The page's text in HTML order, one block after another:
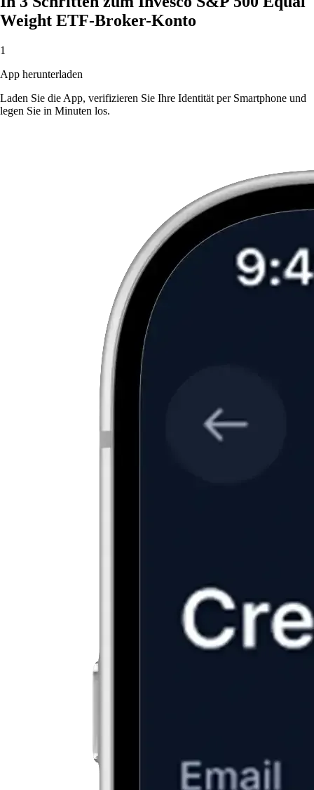
Weight ETF-Broker-Konto
1
App herunterladen
Laden Sie die App, verifizieren Sie Ihre Identität per Smartphone und
legen Sie in Minuten los.